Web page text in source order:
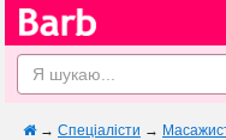
→ Спеціалісти →